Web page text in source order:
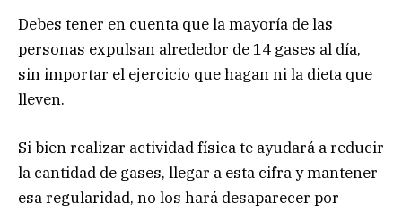
Debes tener en cuenta que la mayoría de las
personas expulsan alrededor de 14 gases al día,
sin importar el ejercicio que hagan ni la dieta que
lleven.
Si bien realizar actividad física te ayudará a reducir
la cantidad de gases, llegar a esta cifra y mantener
esa regularidad, no los hará desaparecer por